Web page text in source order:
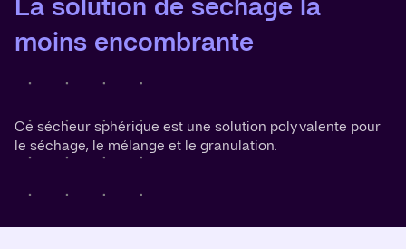
moins encombrante
Ce sécheur sphérique est une solution polyvalente pour
le séchage, le mélange et le granulation.